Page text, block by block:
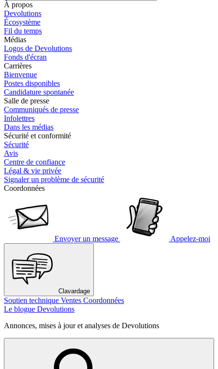
À propos
Devolutions
Écosystème
Fil du temps
Médias
Logos de Devolutions
Fonds d'écran
Carrières
Bienvenue
Postes disponibles
Candidature spontanée
Salle de presse
Communiqués de presse
Infolettres
Dans les médias
Sécurité et conformité
Sécurité
Avis
Centre de confiance
Légal & vie privée
Signaler un problème de sécurité
Coordonnées
Envoyer un message Appelez-moi
Clavardage
Soutien technique Ventes Coordonnées
Le blogue Devolutions
Annonces, mises à jour et analyses de Devolutions